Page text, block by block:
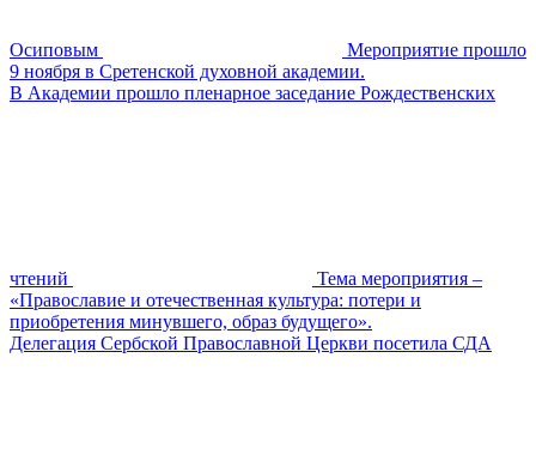
Осиповым
Мероприятие прошло
9 ноября в Сретенской духовной академии.
В Академии прошло пленарное заседание Рождественских
чтений
Тема мероприятия –
«Православие и отечественная культура: потери и
приобретения минувшего, образ будущего».
Делегация Сербской Православной Церкви посетила СДА